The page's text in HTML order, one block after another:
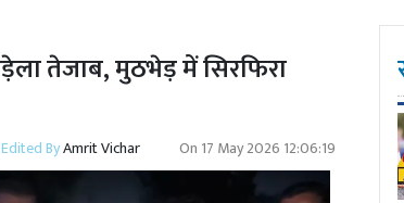
तेजाब, मुठभेड़ में सिरफिरा
Edited ByAmrit Vichar On 17 May 2026 12:06:19